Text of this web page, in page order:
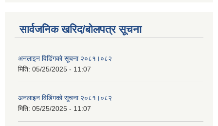
सार्वजनिक खरिद/बोलपत्र सूचना
अनलाइन विडि‌ं‍गको सूचना २०८१।०८२
मिति: 05/25/2025 - 11:07
अनलाइन विडि‌ं‍गको सूचना २०८१।०८२
मिति: 05/25/2025 - 11:07